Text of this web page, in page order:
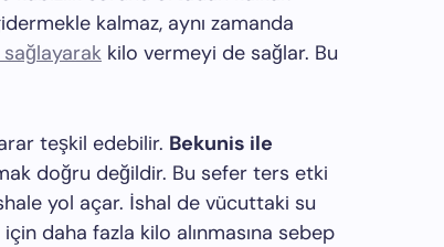
kalmaz, aynı zamanda
sağlayarak kilo vermeyi de sağlar. Bu
teşkil edebilir. Bekunis ile
doğru değildir. Bu sefer ters etki
yol açar. İshal de vücuttaki su
daha fazla kilo alınmasına sebep